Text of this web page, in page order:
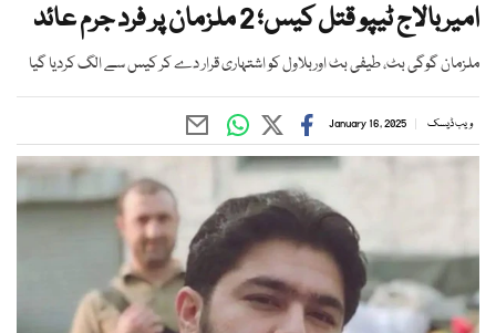
امیربالاج ٹیپو قتل کیس؛ 2 ملزمان پر فرد جرم عائد
ملزمان گوگی بٹ، طیفی بٹ اوربلاول کو اشتہاری قرار دے کر کیس سے الگ کردیا گیا
ویب ڈیسک January 16, 2025